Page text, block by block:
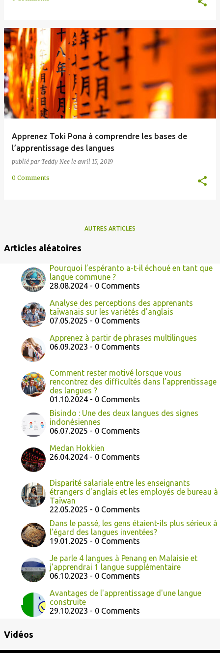
Apprenez Toki Pona à comprendre les bases de
l’apprentissage des langues
publié par Teddy Nee le avril 15, 2019
0 Comments
AUTRES ARTICLES
Articles aléatoires
Pourquoi l’espéranto a-t-il échoué en tant que
langue commune ?
28.08.2024 - 0 Comments
Analyse des perceptions des apprenants
taïwanais sur les variétés d'anglais
07.05.2025 - 0 Comments
Apprenez à partir de phrases multilingues
06.09.2023 - 0 Comments
Comment rester motivé lorsque vous
rencontrez des difficultés dans l’apprentissage
des langues ?
01.10.2024 - 0 Comments
Bisindo : Une des deux langues des signes
indonésiennes
06.07.2025 - 0 Comments
Medan Hokkien
26.04.2024 - 0 Comments
Disparité salariale entre les enseignants
étrangers d'anglais et les employés de bureau à
Taïwan
22.05.2025 - 0 Comments
Dans le passé, les gens étaient-ils plus sérieux à
l’égard des langues inventées?
19.01.2025 - 0 Comments
Je parle 4 langues à Penang en Malaisie et
j'apprendrai 1 langue supplémentaire
06.10.2023 - 0 Comments
Avantages de l'apprentissage d'une langue
construite
29.10.2023 - 0 Comments
Vidéos